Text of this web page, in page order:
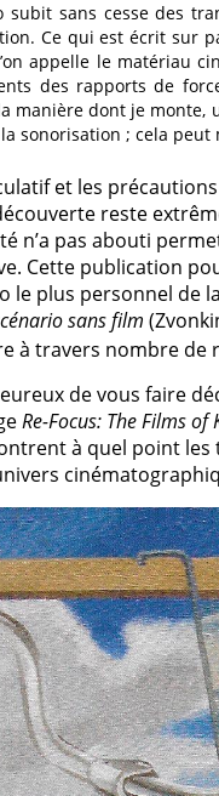
subit sans cesse des
Ce qui est écrit sur
appelle le matériau
des rapports de
manière dont je
sonorisation ; cela
et les
reste
n’a pas abouti
Cette publication
le plus personnel de
sans film
à travers nombre
de vous faire
Re-Focus: The Films
à quel point les